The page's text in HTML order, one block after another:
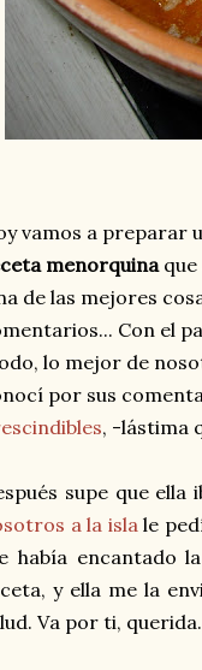
vamos a preparar
menorquinaque
de las mejores
Con el
lo mejor de
por sus
, -lástima
supe que
a la islale
había encantado la
y ella me la
Va por ti, querida.